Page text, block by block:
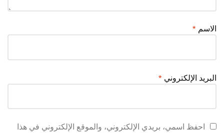
الاسم *
البريد الإلكتروني *
احفظ اسمي، بريدي الإلكتروني، والموقع الإلكتروني في هذا